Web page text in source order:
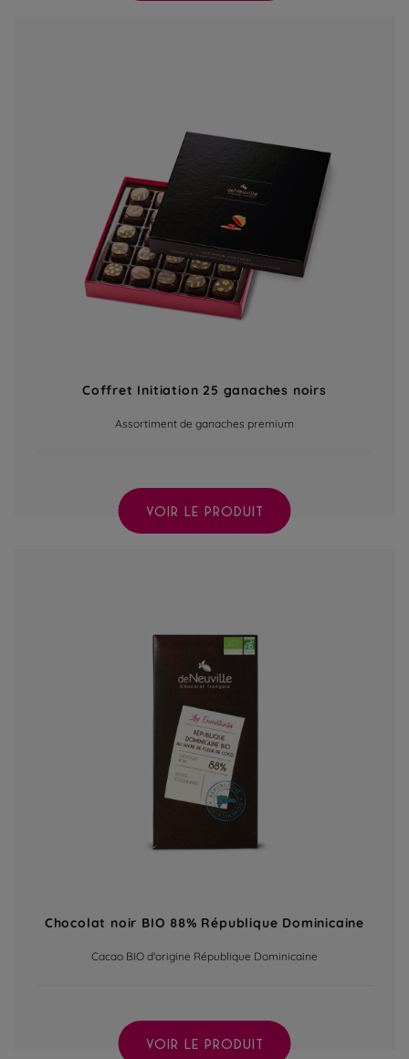
Coffret Initiation 25 ganaches noirs
Assortiment de ganaches premium
VOIR LE PRODUIT
Chocolat noir BIO 88% République Dominicaine
Cacao BIO d'origine République Dominicaine
VOIR LE PRODUIT